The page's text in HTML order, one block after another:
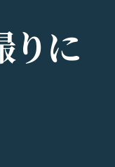
りに